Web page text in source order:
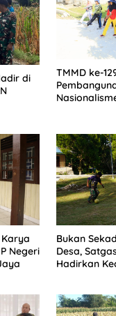
di
TMMD ke-
Karya
Negeri
Bukan
Desa,
Hadirkan